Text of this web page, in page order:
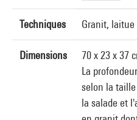
Techniques Granit,
Dimensions
70 x 23 x 37
La
selon la taille
la salade et